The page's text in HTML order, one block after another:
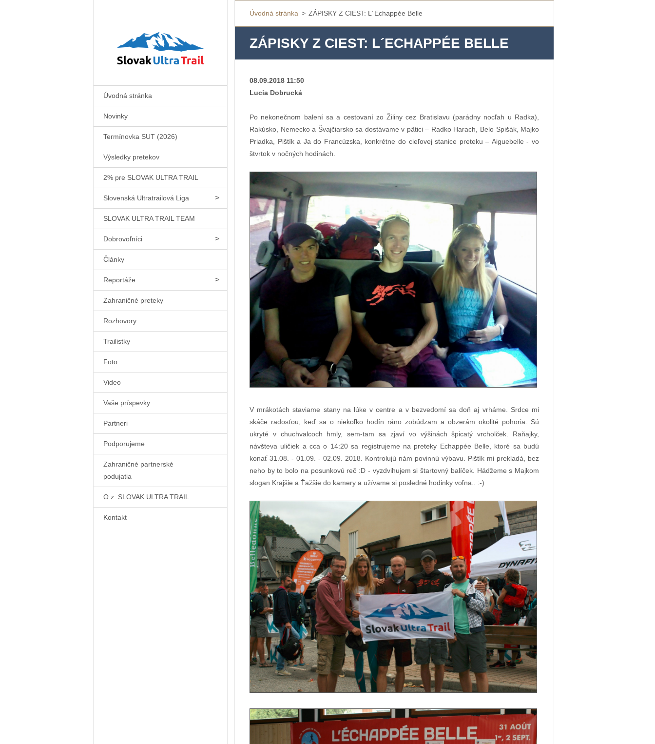
Úvodná stránka
Novinky
Termínovka SUT (2026)
Výsledky pretekov
2% pre SLOVAK ULTRA TRAIL
Slovenská Ultratrailová Liga
SLOVAK ULTRA TRAIL TEAM
Dobrovoľníci
Články
Reportáže
Zahraničné preteky
Rozhovory
Trailistky
Foto
Video
Vaše príspevky
Partneri
Podporujeme
Zahraničné partnerské
podujatia
O.z. SLOVAK ULTRA TRAIL
Kontakt
Úvodná stránka > ZÁPISKY Z CIEST: L´Echappée Belle
ZÁPISKY Z CIEST: L´ECHAPPÉE BELLE
08.09.2018 11:50
Lucia Dobrucká
Po nekonečnom balení sa a cestovaní zo Žiliny cez Bratislavu (parádny nocľah u Radka),
Rakúsko, Nemecko a Švajčiarsko sa dostávame v pätici – Radko Harach, Belo Spišák, Majko
Priadka, Pištík a Ja do Francúzska, konkrétne do cieľovej stanice preteku – Aiguebelle - vo
štvrtok v nočných hodinách.
V mrákotách staviame stany na lúke v centre a v bezvedomí sa doň aj vrháme. Srdce mi
skáče radosťou, keď sa o niekoľko hodín ráno zobúdzam a obzerám okolité pohoria. Sú
ukryté v chuchvalcoch hmly, sem-tam sa zjaví vo výšinách špicatý vrcholček. Raňajky,
návšteva uličiek a cca o 14:20 sa registrujeme na preteky Echappée Belle, ktoré sa budú
konať 31.08. - 01.09. - 02.09. 2018. Kontrolujú nám povinnú výbavu. Pištík mi prekladá, bez
neho by to bolo na posunkovú reč :D - vyzdvihujem si štartovný balíček. Hádžeme s Majkom
slogan Krajšie a Ťažšie do kamery a užívame si posledné hodinky voľna.. :-)